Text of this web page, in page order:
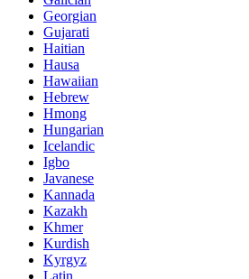
Georgian
Gujarati
Haitian
Hausa
Hawaiian
Hebrew
Hmong
Hungarian
Icelandic
Igbo
Javanese
Kannada
Kazakh
Khmer
Kurdish
Kyrgyz
Latin